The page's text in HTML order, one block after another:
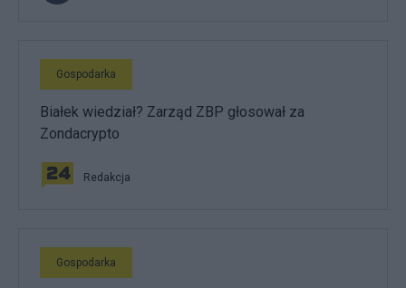
Gospodarka
Białek wiedział? Zarząd ZBP głosował za
Zondacrypto
Redakcja
Gospodarka